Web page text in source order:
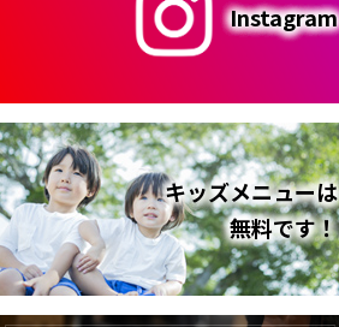
Instagram
キッズメニューは
無料です！